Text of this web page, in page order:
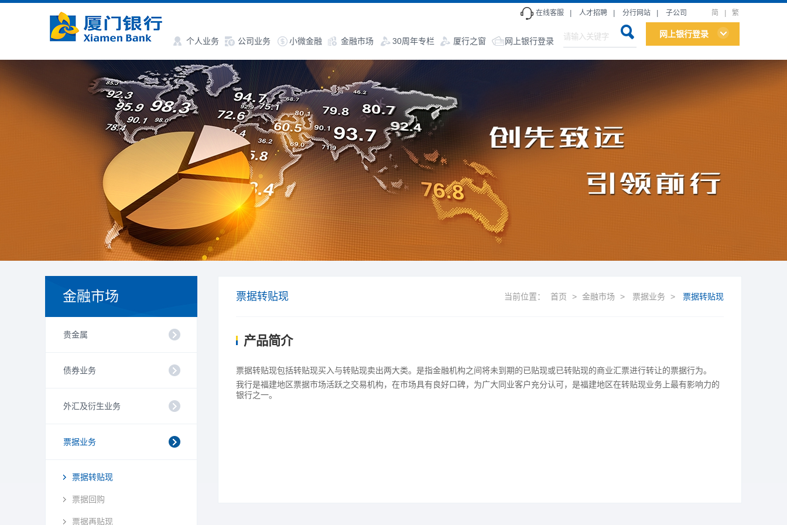
个人业务 公司业务 小微金融 金融市场 30周年专栏 厦行之窗 网上银行登录
网上银行登录
在线客服 人才招聘 分行网站 子公司 简 繁
金融市场
贵金属
债券业务
外汇及衍生业务
票据业务
票据转贴现
票据回购
票据再贴现
票据转贴现 当前位置： 首页 > 金融市场 > 票据业务 > 票据转贴现
产品简介
票据转贴现包括转贴现买入与转贴现卖出两大类。是指金融机构之间将未到期的已贴现或已转贴现的商业汇票进行转让的票据行为。
我行是福建地区票据市场活跃之交易机构，在市场具有良好口碑，为广大同业客户充分认可，是福建地区在转贴现业务 上最有影响力的
银行之一。